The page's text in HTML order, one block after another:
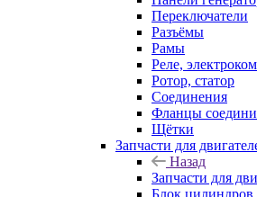
Переключатели
Разъёмы
Рамы
Реле,
Ротор, статор
Соединения
Фланцы
Щётки
Запчасти для
Назад
Запчасти для
Блок цилиндров